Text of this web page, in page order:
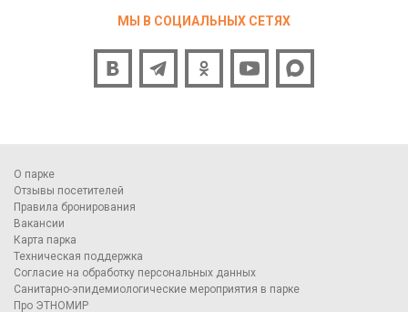
МЫ В СОЦИАЛЬНЫХ СЕТЯХ
О парке
Отзывы посетителей
Правила бронирования
Вакансии
Карта парка
Техническая поддержка
Согласие на обработку персональных данных
Санитарно-эпидемиологические мероприятия в парке
Про ЭТНОМИР